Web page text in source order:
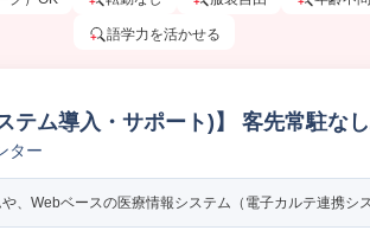
語学力を活かせる
テム導入・サポート)】 客先常駐な
ター
、Webベースの医療情報システム（電子カルテ連携シ